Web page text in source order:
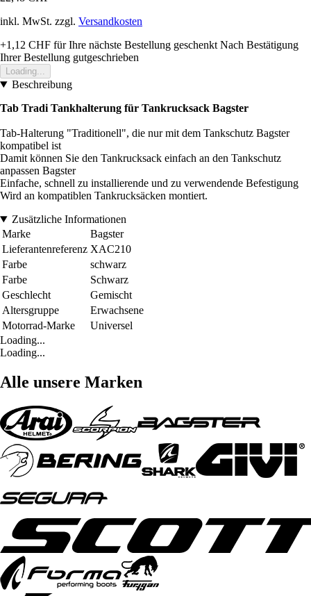
inkl. MwSt. zzgl. Versandkosten
+1,12 CHF für Ihre nächste Bestellung geschenkt Nach Bestätigung
Ihrer Bestellung gutgeschrieben
Loading...
Beschreibung
Tab Tradi Tankhalterung für Tankrucksack Bagster
Tab-Halterung "Traditionell", die nur mit dem Tankschutz Bagster
kompatibel ist
Damit können Sie den Tankrucksack einfach an den Tankschutz
anpassen Bagster
Einfache, schnell zu installierende und zu verwendende Befestigung
Wird an kompatiblen Tankrucksäcken montiert.
Zusätzliche Informationen
Marke
Bagster
Lieferantenreferenz XAC210
Farbe
schwarz
Farbe
Schwarz
Geschlecht
Gemischt
Altersgruppe
Erwachsene
Motorrad-Marke
Universel
Loading...
Loading...
Alle unsere Marken